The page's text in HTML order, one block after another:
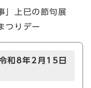
上巳の節句展
つりデー
和8年2月15日